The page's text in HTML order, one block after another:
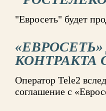
"Евросеть" будет
КОНТРАКТА
Оператор Tele2
соглашение с